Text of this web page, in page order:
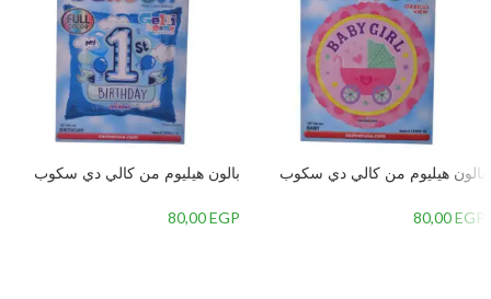
بالون هيليوم من كالي دي سكوب
عربة بيبي،بينك
80,00EGP
بالون هيليوم من كالي دي سكوب
اولي لولد،لبني
80,00EGP